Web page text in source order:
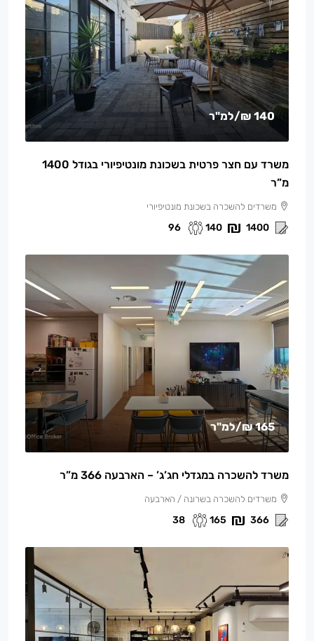
140 ₪ /למ"ר
משרד עם חצר פרטית בשכונת מונטיפיורי בגודל 1400
מ”ר
משרדים להשכרה בשכונת מונטיפיורי
1400
140
96
165 ₪ /למ"ר
משרד להשכרה במגדלי חג’ג’ – הארבעה 366 מ”ר
משרדים להשכרה בשרונה / הארבעה
366
165
38